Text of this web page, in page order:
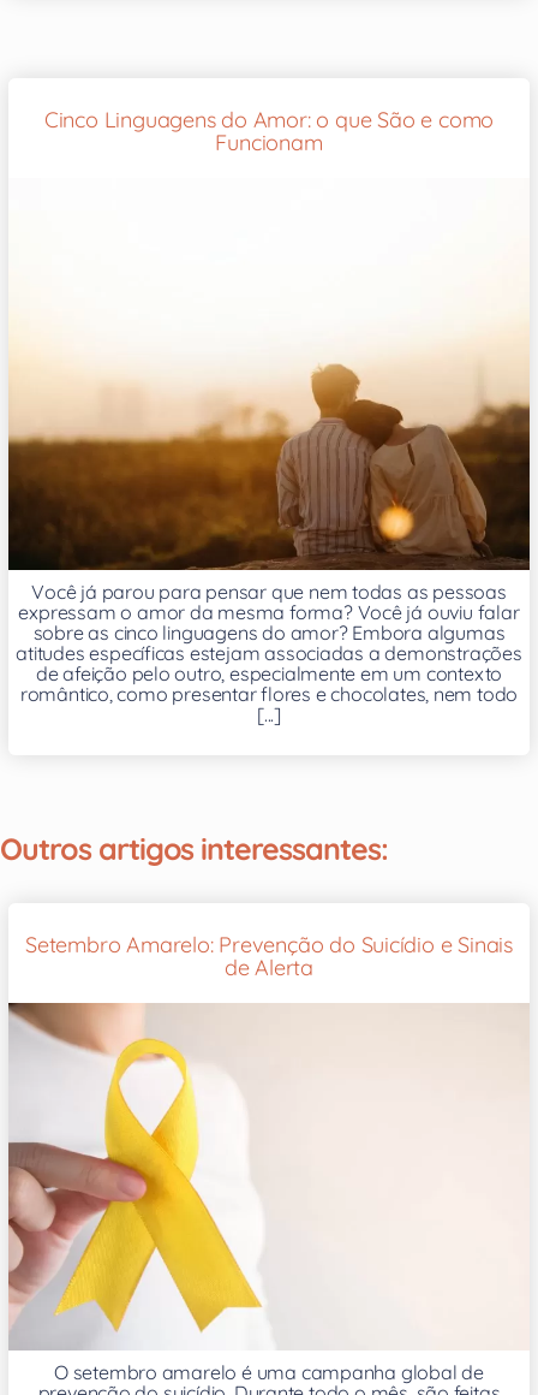
Cinco Linguagens do Amor: o que São e como
Funcionam
Você já parou para pensar que nem todas as pessoas
expressam o amor da mesma forma? Você já ouviu falar
sobre as cinco linguagens do amor? Embora algumas
atitudes específicas estejam associadas a demonstrações
de afeição pelo outro, especialmente em um contexto
romântico, como presentar flores e chocolates, nem todo
[...]
Outros artigos interessantes:
Setembro Amarelo: Prevenção do Suicídio e Sinais
de Alerta
O setembro amarelo é uma campanha global de